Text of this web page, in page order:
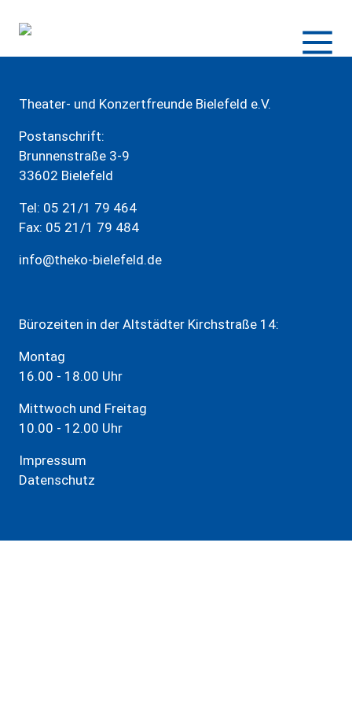
Inhalt
Theater- und Konzertfreunde Bielefeld e.V.
Postanschrift:
Brunnenstraße 3-9
33602 Bielefeld
Tel: 05 21/1 79 464
Fax: 05 21/1 79 484
info@theko-bielefeld.de
Bürozeiten in der Altstädter Kirchstraße 14:
Montag
16.00 - 18.00 Uhr
Mittwoch und Freitag
10.00 - 12.00 Uhr
Impressum
Datenschutz